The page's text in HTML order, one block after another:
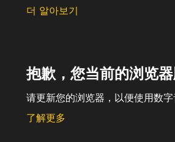
더 알아보기
抱歉，您当前的浏览
请更新您的浏览器，以便使用数字
了解更多